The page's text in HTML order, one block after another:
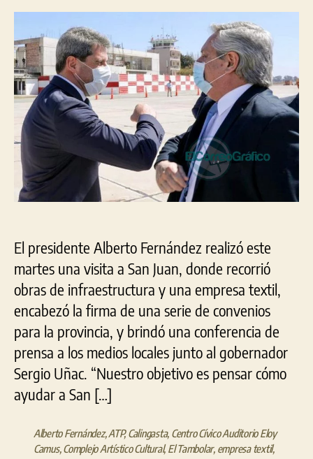
en
San
Juan
obras,
una
fábrica
textil
y
firmó
de
convenios
El presidente Alberto Fernández realizó este
martes una visita a San Juan, donde recorrió
obras de infraestructura y una empresa textil,
encabezó la firma de una serie de convenios
para la provincia, y brindó una conferencia de
prensa a los medios locales junto al gobernador
Sergio Uñac. “Nuestro objetivo es pensar cómo
ayudar a San […]
Alberto Fernández,ATP,Calingasta, Centro Cívico Auditorio Eloy
Camus,Complejo Artístico Cultural,El Tambolar, empresa textil,